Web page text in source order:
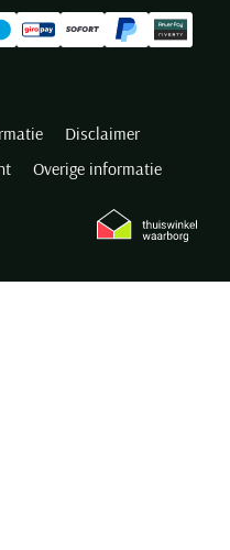
Disclaimer
Overige informatie